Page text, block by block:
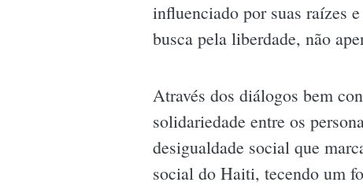
influenciado por suas raízes
busca pela liberdade, não
Através dos diálogos bem
solidariedade entre os
desigualdade social que
social do Haiti, tecendo um